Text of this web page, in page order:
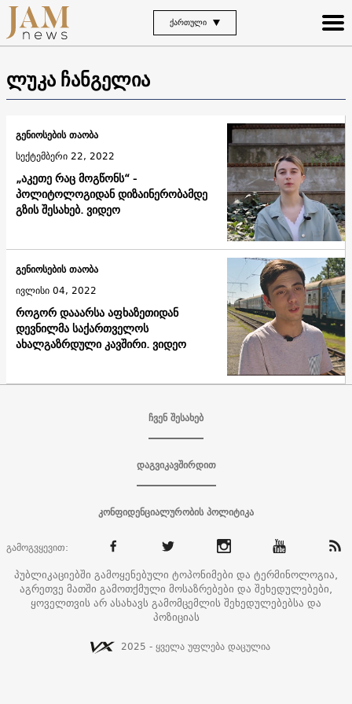
ᲥᲐᲠᲗᲣᲚᲘ
ლუკა ჩანგელია
„აკეთე რაც მოგწონს“ -
პოლიტოლოგიდან დიზაინერობამდე
გზის შესახებ. ვიდეო
გენიოსების თაობა
სექტემბერი 22, 2022
როგორ დააარსა აფხაზეთიდან
დევნილმა საქართველოს
ახალგაზრდული კავშირი. ვიდეო
გენიოსების თაობა
ივლისი 04, 2022
ჩვენ შესახებ
დაგვიკავშირდით
კონფიდენციალურობის პოლიტიკა
გამოგვყევით:
პუბლიკაციებში გამოყენებული ტოპონიმები და ტერმინოლოგია,
აგრეთვე მათში გამოთქმული მოსაზრებები და შეხედულებები,
ყოველთვის არ ასახავს გამომცემლის შეხედულებებსა და
პოზიციას
2025 - ყველა უფლება დაცულია